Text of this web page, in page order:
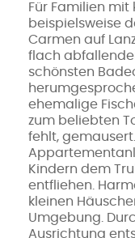
Für Familien
beispielsweise
Carmen auf
flach
schönsten
ehemalige
zum beliebten
fehlt,
Kindern dem
entfliehen.
kleinen
Umgebung.
Ausrichtung